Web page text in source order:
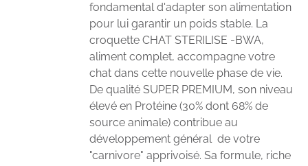
fondamental d'adapter son alimentation
pour lui garantir un poids stable. La
croquette CHAT STERILISE -BWA,
aliment complet, accompagne votre
chat dans cette nouvelle phase de vie.
De qualité SUPER PREMIUM, son niveau
élevé en Protéine (30% dont 68% de
source animale) contribue au
développement général de votre
"carnivore" apprivoisé. Sa formule, riche